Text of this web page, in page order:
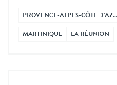
PROVENCE-ALPES-CÔTE D'AZ…
MARTINIQUE
LA RÉUNION